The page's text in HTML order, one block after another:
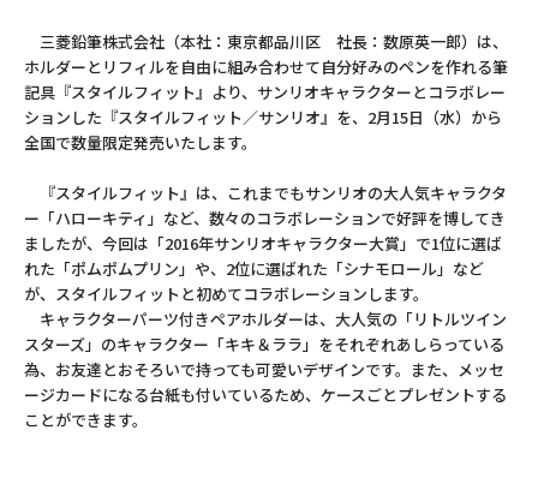
三菱鉛筆株式会社（本社：東京都品川区 社長：数原英一郎）は、
ホルダーとリフィルを自由に組み合わせて自分好みのペンを作れる筆
記具『スタイルフィット』より、サンリオキャラクターとコラボレー
ションした『スタイルフィット／サンリオ』を、2月15日（水）から
全国で数量限定発売いたします。
『スタイルフィット』は、これまでもサンリオの大人気キャラクタ
ー「ハローキティ」など、数々のコラボレーションで好評を博してき
ましたが、今回は「2016年サンリオキャラクター大賞」で1位に選ば
れた「ポムポムプリン」や、2位に選ばれた「シナモロール」など
が、スタイルフィットと初めてコラボレーションします。
キャラクターパーツ付きペアホルダーは、大人気の「リトルツイン
スターズ」のキャラクター「キキ＆ララ」をそれぞれあしらっている
為、お友達とおそろいで持っても可愛いデザインです。また、メッセ
ージカードになる台紙も付いているため、ケースごとプレゼントする
ことができます。